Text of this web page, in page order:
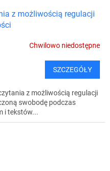
z możliwością regulacji
Chwilowo niedostępne
SZCZEGÓŁY
z możliwością regulacji
swobodę podczas
i tekstów...